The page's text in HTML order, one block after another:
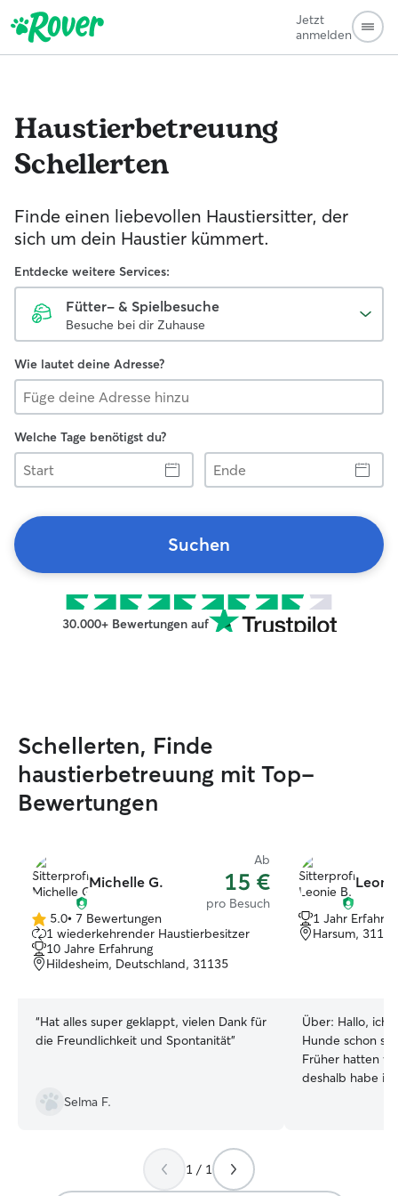
Jetzt
anmelden
Haustierbetreuung
Schellerten
Finde einen liebevollen Haustiersitter, der
sich um dein Haustier kümmert.
Entdecke weitere Services:
Fütter- & Spielbesuche
Besuche bei dir Zuhause
Wie lautet deine Adresse?
Welche Tage benötigst du?
Start
Ende
Suchen
30.000+ Bewertungen auf
Schellerten, Finde
haustierbetreuung mit Top-
Bewertungen
Michelle G.
Ab
15 €
pro Besuch
5.0
von
5
Sternen
5.0• 7 Bewertungen
1 wiederkehrender Haustierbesitzer
10 Jahre Erfahrung
Hildesheim, Deutschland, 31135
“Hat alles super geklappt, vielen Dank für
die Freundlichkeit und Spontanität”
Selma F.
1 Jahr
Harsum, 31177
Über: Hallo, ich bin Leonie und liebe
Hunde schon
Früher hatten
deshalb habe
1 / 1